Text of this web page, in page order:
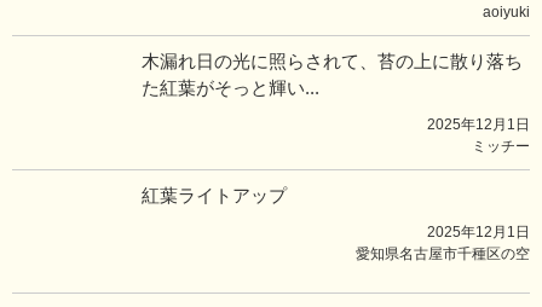
aoiyuki
木漏れ日の光に照らされて、苔の上に散り落ち
た紅葉がそっと輝い...
2025年12月1日
ミッチー
紅葉ライトアップ
2025年12月1日
愛知県名古屋市千種区の空